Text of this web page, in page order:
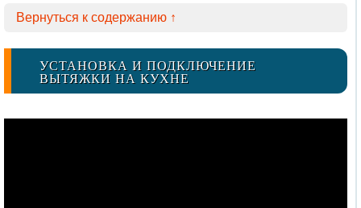
Вернуться к содержанию ↑
УСТАНОВКА И ПОДКЛЮЧЕНИЕ
ВЫТЯЖКИ НА КУХНЕ